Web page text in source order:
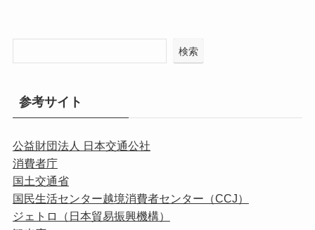
検索
参考サイト
公益財団法人 日本交通公社
消費者庁
国土交通省
国民生活センター越境消費者センター（CCJ）
ジェトロ（日本貿易振興機構）